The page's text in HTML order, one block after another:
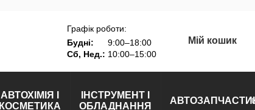
Графік роботи:
Будні:
9:00–18:00
Сб, Нед.: 10:00–15:00
Мій кошик
АВТОХІМІЯ І
КОСМЕТИКА
ІНСТРУМЕНТ І
ОБЛАДНАННЯ